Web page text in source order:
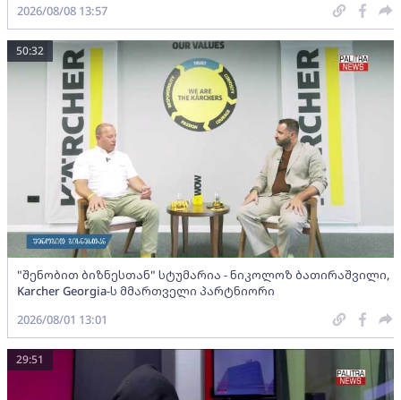
2026/08/08 13:57
"შენობით ბიზნესთან" სტუმარია - ნიკოლოზ ბათირაშვილი,
Karcher Georgia-ს მმართველი პარტნიორი
50:32
2026/08/01 13:01
29:51